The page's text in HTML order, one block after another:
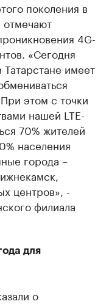
поколения в
отмечают
4G-
«Сегодня
Татарстане имеет
этом с точки
нашей LTE-
70% жителей
населения
города –
центров», -
филиала
для
о